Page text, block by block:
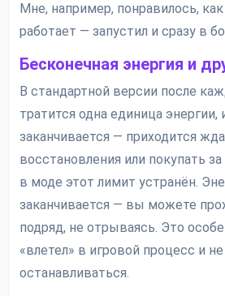
Мне, например, понравилось,
работает — запустил и сразу в
Бесконечная энергия и
В стандартной версии после
тратится одна единица энергии,
заканчивается — приходится
восстановления или покупать
в моде этот лимит устранён.
заканчивается — вы можете
подряд, не отрываясь. Это
«влетел» в игровой процесс и не
останавливаться.